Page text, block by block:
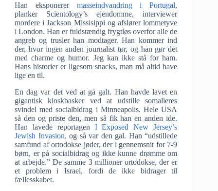
Han eksponerer masseindvandring i Portugal,
planker Scientology’s ejendomme, interviewer
mordere i Jackson Missisippi og afslører lommetyve
i London. Han er fuldstændig frygtløs overfor alle de
angreb og trusler han modtager. Han kommer ind
der, hvor ingen anden journalist tør, og han gør det
med charme og humor. Jeg kan ikke stå for ham.
Hans historier er ligesom snacks, man må altid have
lige en til.
En dag var det ved at gå galt. Han havde lavet en
gigantisk kioskbasker ved at udstille somalieres
svindel med socialbidrag i Minneapolis. Hele USA
så den og priste den, men så fik han en anden ide.
Han lavede reportagen I Exposed New Jersey’s
Jewish Invasion, og så var den gal. Han “udstillede
samfund af ortodokse jøder, der i gennemsnit for 7-9
børn, er på socialbidrag og ikke kunne drømme om
at arbejde.” De samme 3 millioner ortodokse, der er
et problem i Israel, fordi de ikke bidrager til
fællesskabet.